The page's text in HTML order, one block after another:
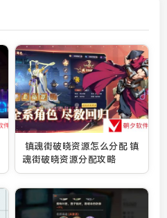
镇魂街破晓资源怎么分配 镇
魂街破晓资源分配攻略